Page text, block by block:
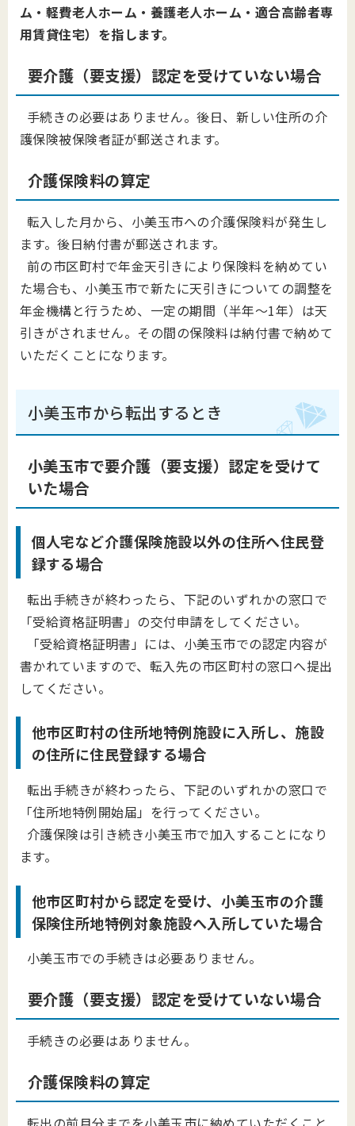
ム・軽費老人ホーム・養護老人ホーム・適合高齢者専
用賃貸住宅）を指します。
要介護（要支援）認定を受けていない場合
手続きの必要はありません。後日、新しい住所の介
護保険被保険者証が郵送されます。
介護保険料の算定
転入した月から、小美玉市への介護保険料が発生し
ます。後日納付書が郵送されます。
前の市区町村で年金天引きにより保険料を納めてい
た場合も、小美玉市で新たに天引きについての調整を
年金機構と行うため、一定の期間（半年～1年）は天
引きがされません。その間の保険料は納付書で納めて
いただくことになります。
小美玉市から転出するとき
小美玉市で要介護（要支援）認定を受けて
いた場合
個人宅など介護保険施設以外の住所へ住民登
録する場合
転出手続きが終わったら、下記のいずれかの窓口で
「受給資格証明書」の交付申請をしてください。
「受給資格証明書」には、小美玉市での認定内容が
書かれていますので、転入先の市区町村の窓口へ提出
してください。
他市区町村の住所地特例施設に入所し、施設
の住所に住民登録する場合
転出手続きが終わったら、下記のいずれかの窓口で
「住所地特例開始届」を行ってください。
介護保険は引き続き小美玉市で加入することになり
ます。
他市区町村から認定を受け、小美玉市の介護
保険住所地特例対象施設へ入所していた場合
小美玉市での手続きは必要ありません。
要介護（要支援）認定を受けていない場合
手続きの必要はありません。
介護保険料の算定